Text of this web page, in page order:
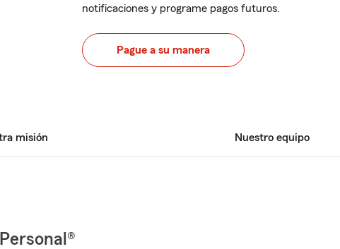
notificaciones y programe pagos futuros.
Pague a su manera
misión Nuestro equipo